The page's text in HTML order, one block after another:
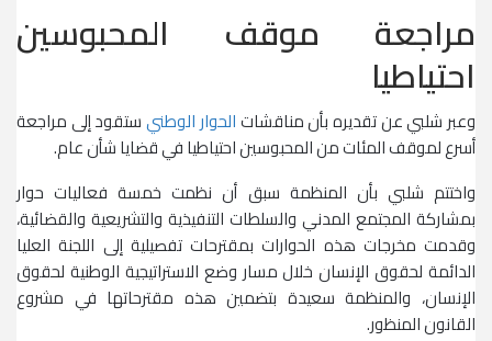
مراجعة موقف المحبوسين
احتياطيا
وعبر شلبي عن تقديره بأن مناقشاتالحوار الوطنيستقود إلى مراجعة
أسرع لموقف المئات من المحبوسين احتياطيا في قضايا شأن عام.
واختتم شلبي بأن المنظمة سبق أن نظمت خمسة فعاليات حوار
بمشاركة المجتمع المدني والسلطات التنفيذية والتشريعية والقضائية،
وقدمت مخرجات هذه الحوارات بمقترحات تفصيلية إلى اللجنة العليا
الدائمة لحقوق الإنسان خلال مسار وضع الاستراتيجية الوطنية لحقوق
الإنسان، والمنظمة سعيدة بتضمين هذه مقترحاتها في مشروع
القانون المنظور.